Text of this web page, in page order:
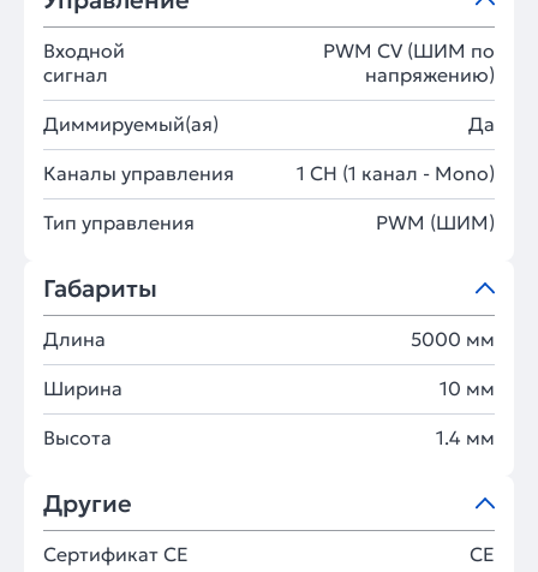
Входной
сигнал
PWM СV (ШИМ по
напряжению)
Диммируемый(ая) Да
Каналы управления 1 CH (1 канал - Mono)
Тип управления PWM (ШИМ)
Габариты
Длина 5000 мм
Ширина 10 мм
Высота 1.4 мм
Другие
Сертификат CE CE